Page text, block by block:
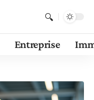
Entreprise